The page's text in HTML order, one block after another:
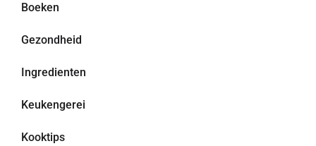
Boeken
Gezondheid
Ingredienten
Keukengerei
Kooktips